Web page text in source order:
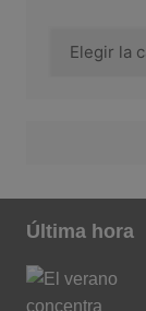
Última hora